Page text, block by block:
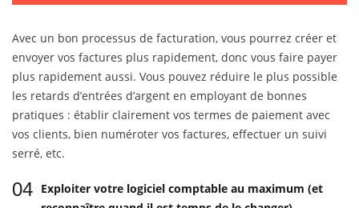
Avec un bon processus de facturation, vous pourrez créer et
envoyer vos factures plus rapidement, donc vous faire payer
plus rapidement aussi. Vous pouvez réduire le plus possible
les retards d’entrées d’argent en employant de bonnes
pratiques : établir clairement vos termes de paiement avec
vos clients, bien numéroter vos factures, effectuer un suivi
serré, etc.
04 Exploiter votre logiciel comptable au maximum (et